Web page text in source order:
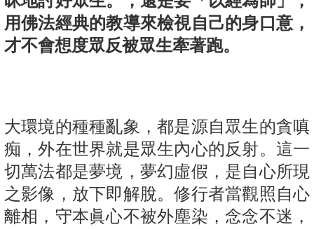
用佛法經典的教導來檢視自己的身口意，
才不會想度眾反被眾生牽著跑。
大環境的種種亂象，都是源自眾生的貪嗔
痴，外在世界就是眾生內心的反射。這一
切萬法都是夢境，夢幻虛假，是自心所現
之影像，放下即解脫。修行者當觀照自心
離相，守本眞心不被外塵染，念念不迷，